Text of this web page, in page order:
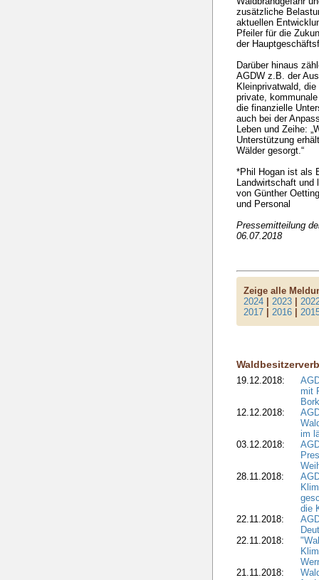
zusätzliche
aktuellen
Pfeiler für die
der
Darüber hinaus
AGDW z.B. der
Kleinprivatwald,
private,
die finanzielle
auch bei der
Leben und Zeihe:
Unterstützung
Wälder gesorgt.“
*Phil Hogan ist als
Landwirtschaft und
von Günther
und Personal
Pressemitteilung
06.07.2018
Zeige alle
2024 |2023 |
2017 |2016 |
19.12.2018:
mit
12.12.2018:
im
03.12.2018:
28.11.2018:
die
22.11.2018:
22.11.2018:
21.11.2018: